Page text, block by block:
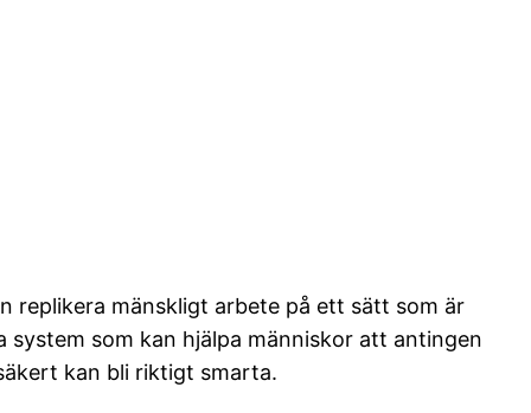
replikera mänskligt arbete på ett sätt som är
som kan hjälpa människor att antingen
kan bli riktigt smarta.